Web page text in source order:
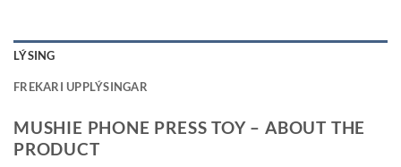
LÝSING
FREKARI UPPLÝSINGAR
MUSHIE PHONE PRESS TOY – ABOUT THE
PRODUCT